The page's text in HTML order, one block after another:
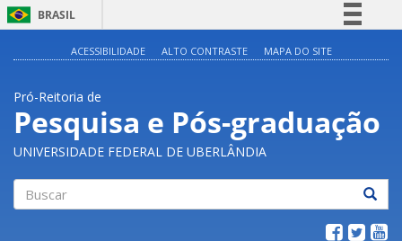
BRASIL
Acesso à informação
Legislação
Canais
ACESSIBILIDADE ALTO CONTRASTE MAPA DO SITE
Pró-Reitoria de
Pesquisa e Pós-graduação
UNIVERSIDADE FEDERAL DE UBERLÂNDIA